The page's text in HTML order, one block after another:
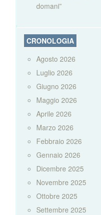
domani”
CRONOLOGIA
Agosto 2026
Luglio 2026
Giugno 2026
Maggio 2026
Aprile 2026
Marzo 2026
Febbraio 2026
Gennaio 2026
Dicembre 2025
Novembre 2025
Ottobre 2025
Settembre 2025